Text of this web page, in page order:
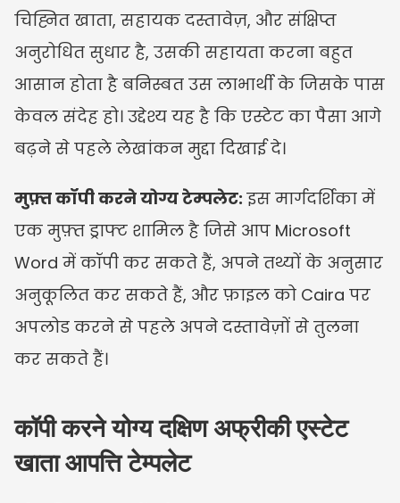
चिह्नित खाता, सहायक दस्तावेज़, और संक्षिप्त
अनुरोधित सुधार है, उसकी सहायता करना बहुत
आसान होता है बनिस्बत उस लाभार्थी के जिसके पास
केवल संदेह हो। उद्देश्य यह है कि एस्टेट का पैसा आगे
बढ़ने से पहले लेखांकन मुद्दा दिखाई दे।
मुफ़्त कॉपी करने योग्य टेम्पलेट: इस मार्गदर्शिका में
एक मुफ़्त ड्राफ्ट शामिल है जिसे आप Microsoft
Word में कॉपी कर सकते हैं, अपने तथ्यों के अनुसार
अनुकूलित कर सकते हैं, और फ़ाइल को Caira पर
अपलोड करने से पहले अपने दस्तावेज़ों से तुलना
कर सकते हैं।
कॉपी करने योग्य दक्षिण अफ्रीकी एस्टेट
खाता आपत्ति टेम्पलेट